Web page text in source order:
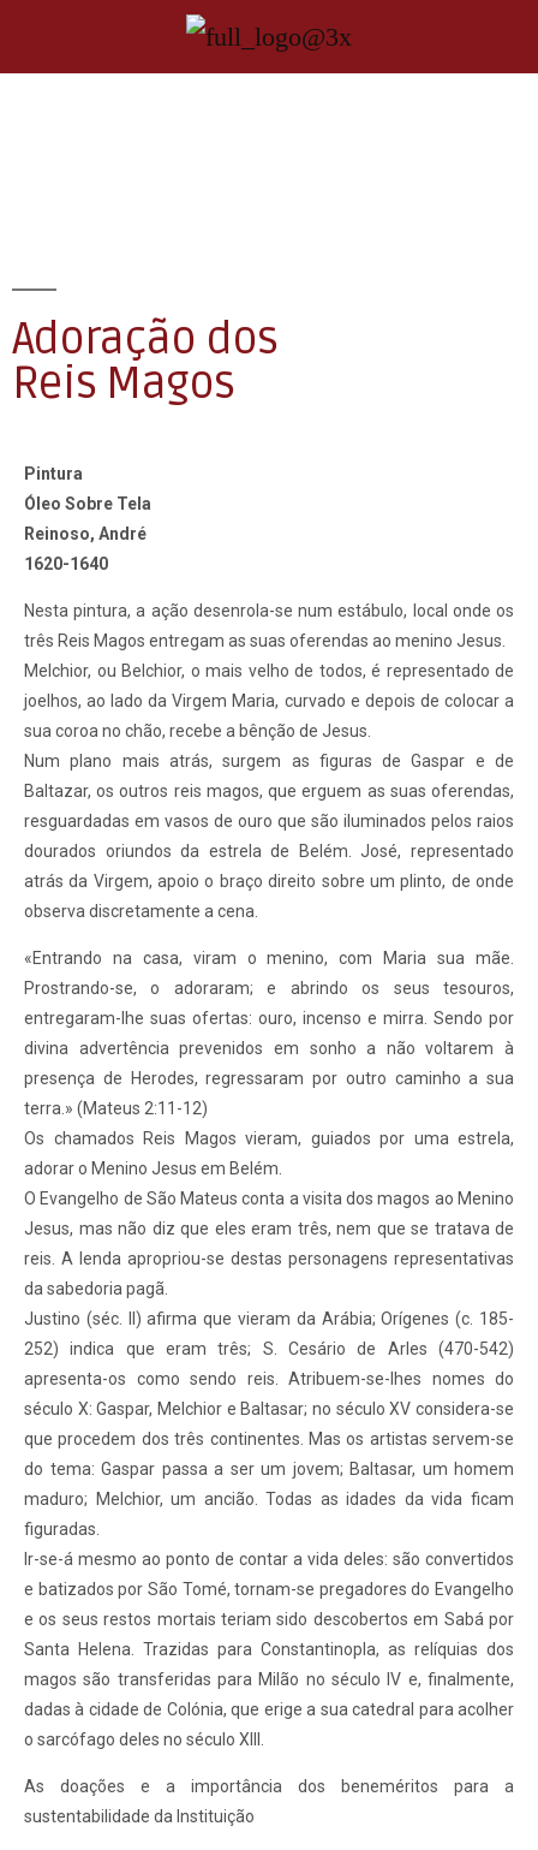
Adoração dos
Reis Magos
Pintura
Óleo Sobre Tela
Reinoso, André
1620-1640
Nesta pintura, a ação desenrola-se num estábulo, local onde os
três Reis Magos entregam as suas oferendas ao menino Jesus.
Melchior, ou Belchior, o mais velho de todos, é representado de
joelhos, ao lado da Virgem Maria, curvado e depois de colocar a
sua coroa no chão, recebe a bênção de Jesus.
Num plano mais atrás, surgem as figuras de Gaspar e de
Baltazar, os outros reis magos, que erguem as suas oferendas,
resguardadas em vasos de ouro que são iluminados pelos raios
dourados oriundos da estrela de Belém. José, representado
atrás da Virgem, apoio o braço direito sobre um plinto, de onde
observa discretamente a cena.
«Entrando na casa, viram o menino, com Maria sua mãe.
Prostrando-se, o adoraram; e abrindo os seus tesouros,
entregaram-lhe suas ofertas: ouro, incenso e mirra. Sendo por
divina advertência prevenidos em sonho a não voltarem à
presença de Herodes, regressaram por outro caminho a sua
terra.» (Mateus 2:11-12)
Os chamados Reis Magos vieram, guiados por uma estrela,
adorar o Menino Jesus em Belém.
O Evangelho de São Mateus conta a visita dos magos ao Menino
Jesus, mas não diz que eles eram três, nem que se tratava de
reis. A lenda apropriou-se destas personagens representativas
da sabedoria pagã.
Justino (séc. II) afirma que vieram da Arábia; Orígenes (c. 185-
252) indica que eram três; S. Cesário de Arles (470-542)
apresenta-os como sendo reis. Atribuem-se-lhes nomes do
século X: Gaspar, Melchior e Baltasar; no século XV considera-se
que procedem dos três continentes. Mas os artistas servem-se
do tema: Gaspar passa a ser um jovem; Baltasar, um homem
maduro; Melchior, um ancião. Todas as idades da vida ficam
figuradas.
Ir-se-á mesmo ao ponto de contar a vida deles: são convertidos
e batizados por São Tomé, tornam-se pregadores do Evangelho
e os seus restos mortais teriam sido descobertos em Sabá por
Santa Helena. Trazidas para Constantinopla, as relíquias dos
magos são transferidas para Milão no século IV e, finalmente,
dadas à cidade de Colónia, que erige a sua catedral para acolher
o sarcófago deles no século XIII.
As doações e a importância dos beneméritos para a
sustentabilidade da Instituição